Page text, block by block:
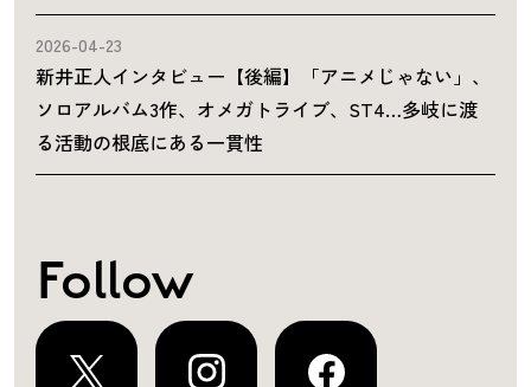
2026-04-23
新井正人インタビュー【後編】「アニメじゃない」、
ソロアルバム3作、オメガトライブ、ST4…多岐に渡
る活動の根底にある一貫性
Follow